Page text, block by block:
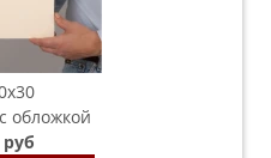
обложкой
руб